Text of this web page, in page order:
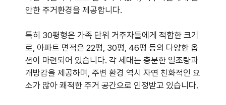
안한 주거환경을 제공합니다.
특히 30평형은 가족 단위 거주자들에게 적합한 크기
로, 아파트 면적은 22평, 30평, 46평 등의 다양한 옵
션이 마련되어 있습니다. 각 세대는 충분한 일조량과
개방감을 제공하며, 주변 환경 역시 자연 친화적인 요
소가 많아 쾌적한 주거 공간으로 인정받고 있습니다.